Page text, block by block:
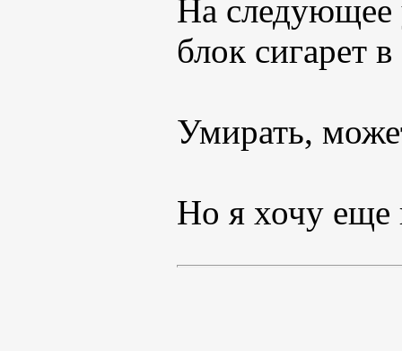
На следующее
блок сигарет
Умирать,
Но я хочу еще